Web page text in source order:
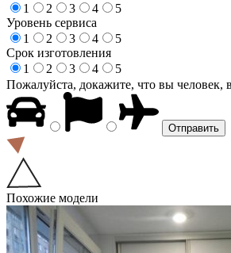
1
2 3 4
5
Уровень сервиса
1
2 3 4
5
Срок изготовления
1
2 3 4
5
Пожалуйста, докажите, что вы человек,
Похожие модели